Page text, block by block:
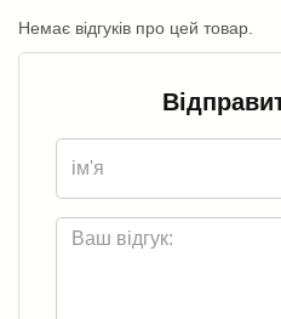
Немає відгуків про цей товар.